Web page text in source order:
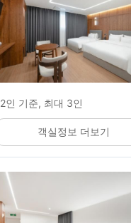
2인 기준, 최대 3인
객실정보 더보기